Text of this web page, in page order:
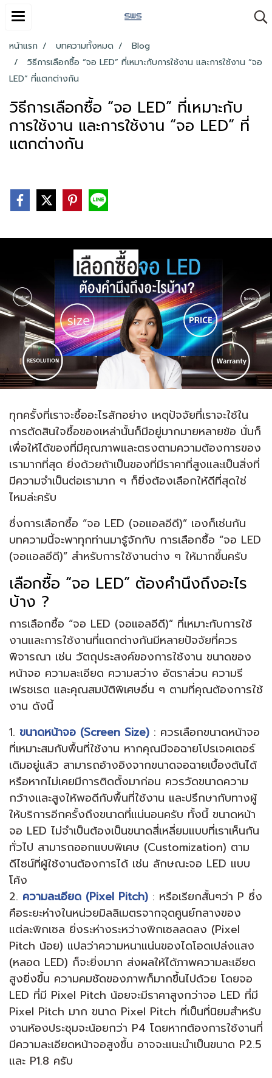
หน้าแรก บทความทั้งหมด
Blog
วิธีการเลือกซื้อ “จอ LED” ที่เหมาะกับการใช้งาน และการใช้งาน “จอ
LED” ที่แตกต่างกัน
วิธีการเลือกซื้อ “จอ LED” ที่เหมาะกับ
การใช้งาน และการใช้งาน “จอ LED” ที่
แตกต่างกัน
ทุกครั้งที่เราจะซื้ออะไรสักอย่าง เหตุปัจจัยที่เราจะใช้ใน
การตัดสินใจซื้อของเหล่านั้นก็มีอยู่มากมายหลายข้อ นั่นก็
เพื่อให้ได้ของที่มีคุณภาพและตรงตามความต้องการของ
เรามากที่สุด ยิ่งด้วยถ้าเป็นของที่มีราคาที่สูงและเป็นสิ่งที่
มีความจำเป็นต่อเรามาก ๆ ก็ยิ่งต้องเลือกให้ดีที่สุดใช่
ไหมล่ะครับ
ซึ่งการเลือกซื้อ “จอ LED (จอแอลอีดี)” เองก็เช่นกัน
บทความนี้จะพาทุกท่านมารู้จักกับ การเลือกซื้อ “จอ LED
(จอแอลอีดี)” สำหรับการใช้งานต่าง ๆ ให้มากขึ้นครับ
เลือกซื้อ “จอ LED” ต้องคำนึงถึงอะไร
บ้าง ?
การเลือกซื้อ “จอ LED (จอแอลอีดี)” ที่เหมาะกับการใช้
งานและการใช้งานที่แตกต่างกันมีหลายปัจจัยที่ควร
พิจารณา เช่น วัตถุประสงค์ของการใช้งาน ขนาดของ
หน้าจอ ความละเอียด ความสว่าง อัตราส่วน ความรี
เฟรชเรต และคุณสมบัติพิเศษอื่น ๆ ตามที่คุณต้องการใช้
งาน ดังนี้
1. ขนาดหน้าจอ (Screen Size) : ควรเลือกขนาดหน้าจอ
ที่เหมาะสมกับพื้นที่ใช้งาน หากคุณมีจอฉายโปรเจคเตอร์
เดิมอยู่แล้ว สามารถอ้างอิงจากขนาดจอฉายเบื้องต้นได้
หรือหากไม่เคยมีการติดตั้งมาก่อน ควรวัดขนาดความ
กว้างและสูงให้พอดีกับพื้นที่ใช้งาน และปรึกษากับทางผู้
ให้บริการอีกครั้งถึงขนาดที่แน่นอนครับ ทั้งนี้ ขนาดหน้า
จอ LED ไม่จำเป็นต้องเป็นขนาดสี่เหลี่ยมแบบที่เราเห็นกัน
ทั่วไป สามารถออกแบบพิเศษ (Customization) ตาม
ดีไซน์ที่ผู้ใช้งานต้องการได้ เช่น ลักษณะจอ LED แบบ
โค้ง
2. ความละเอียด (Pixel Pitch) : หรือเรียกสั้นๆว่า P ซึ่ง
คือระยะห่างในหน่วยมิลลิเมตรจากจุดศูนย์กลางของ
แต่ละพิกเซล ยิ่งระห่างระหว่างพิกเซลลดลง (Pixel
Pitch น้อย) แปลว่าความหนาแน่นของไดโอดเปล่งแสง
(หลอด LED) ก็จะยิ่งมาก ส่งผลให้ได้ภาพความละเอียด
สูงยิ่งขึ้น ความคมชัดของภาพก็มากขึ้นไปด้วย โดยจอ
LED ที่มี Pixel Pitch น้อยจะมีราคาสูงกว่าจอ LED ที่มี
Pixel Pitch มาก ขนาด Pixel Pitch ที่เป็นที่นิยมสำหรับ
งานห้องประชุมจะน้อยกว่า P4 โดยหากต้องการใช้งานที่
มีความละเอียดหน้าจอสูงขึ้น อาจจะแนะนำเป็นขนาด P2.5
และ P1.8 ครับ